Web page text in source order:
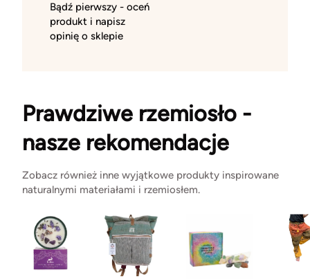
Bądź pierwszy - oceń
produkt i napisz
opinię o sklepie
Prawdziwe rzemiosło -
nasze rekomendacje
Zobacz również inne wyjątkowe produkty inspirowane
naturalnymi materiałami i rzemiosłem.